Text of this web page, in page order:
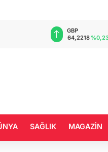
GBP
64,2218
SAĞLIK MAGAZİN